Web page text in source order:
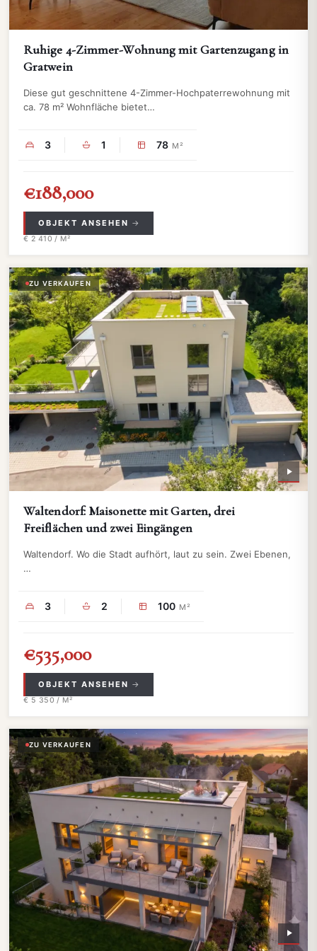
Ruhige 4-Zimmer-Wohnung mit Gartenzugang in
Gratwein
Diese gut geschnittene 4-Zimmer-Hochpaterrewohnung mit
ca. 78 m² Wohnfläche bietet…
3 1 78 M²
€188,000
€ 2 410 / M²
OBJEKT ANSEHEN
ZU VERKAUFEN
Waltendorf: Maisonette mit Garten, drei
Freiflächen und zwei Eingängen
Waltendorf. Wo die Stadt aufhört, laut zu sein. Zwei Ebenen,
…
3 2 100 M²
€535,000
€ 5 350 / M²
OBJEKT ANSEHEN
ZU VERKAUFEN